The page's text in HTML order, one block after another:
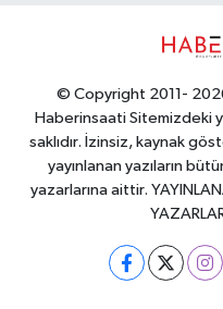
© Copyright 2011-
Haberinsaati Sitemizdeki
saklıdır. İzinsiz, kaynak
yayınlanan yazıların
yazarlarına aittir.